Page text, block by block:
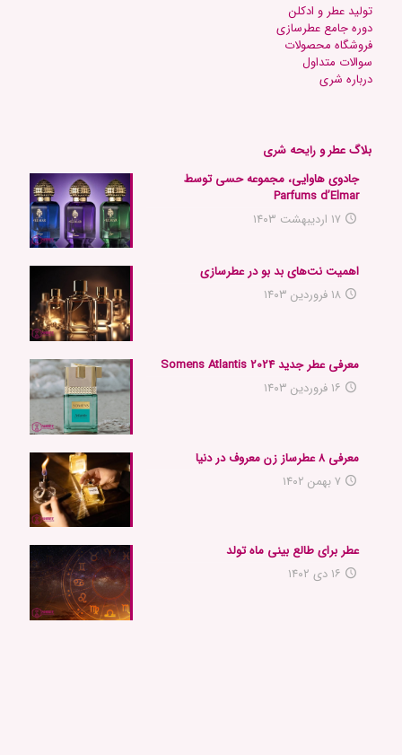
تولید عطر و ادکلن
دوره جامع عطرسازی
فروشگاه محصولات
سوالات متداول
درباره شری
بلاگ عطر و رایحه شری
جادوی هاوایی، مجموعه حسی توسط
Parfums d’Elmar
۱۷ اردیبهشت ۱۴۰۳
اهمیت نت‌های بد بو در عطرسازی
۱۸ فروردین ۱۴۰۳
معرفی عطر جدید 2024 Somens Atlantis
۱۶ فروردین ۱۴۰۳
معرفی ۸ عطرساز زن معروف در دنیا
۷ بهمن ۱۴۰۲
عطر برای طالع بینی ماه تولد
۱۶ دی ۱۴۰۲